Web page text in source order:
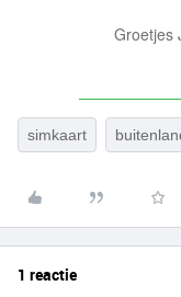
Groetjes
simkaart
1 reactie